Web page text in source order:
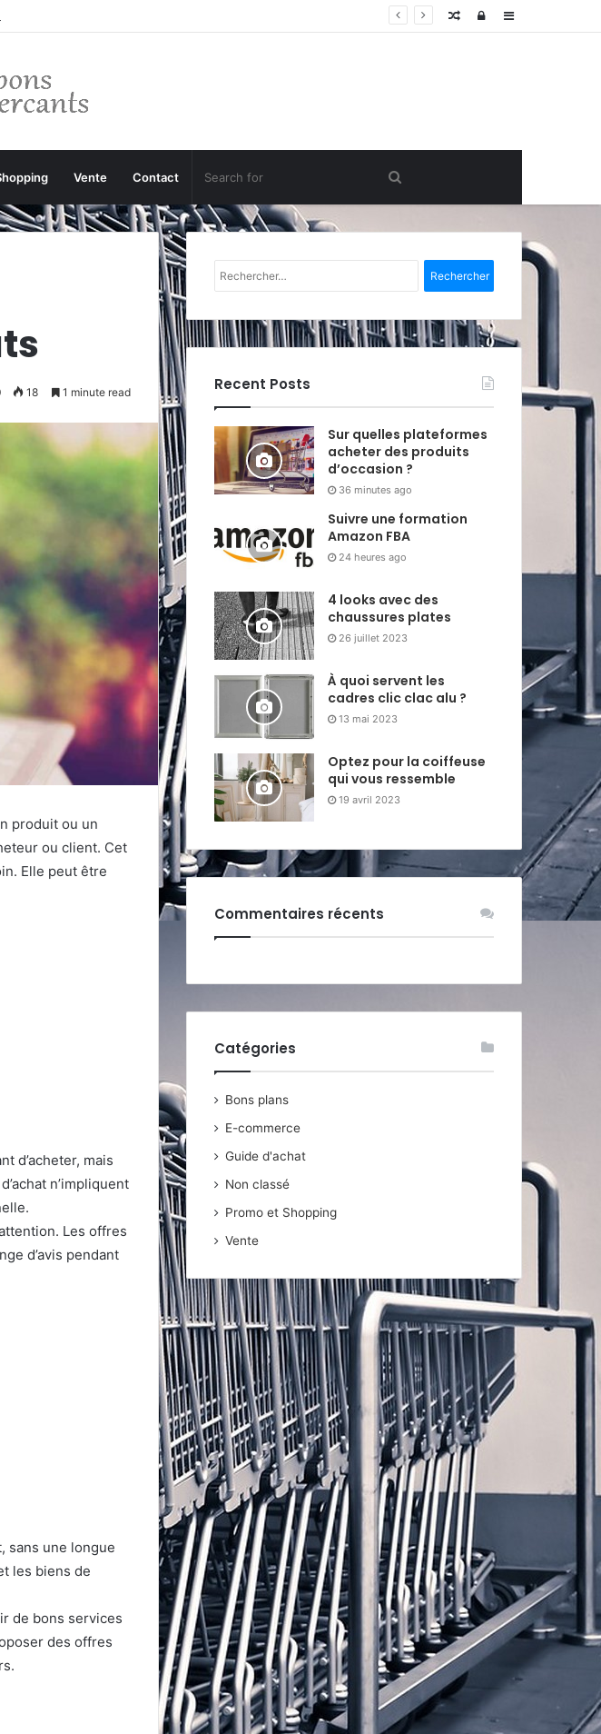
Sidebar
Log
Random
Vente Contact
18 1 minute read
produit ou un
ou client. Cet
Elle peut être
d’acheter, mais
n’impliquent
Les offres
d’avis pendant
sans une longue
les biens de
de bons services
des offres
Recent Posts
Sur quelles plateformes
acheter des produits
d’occasion ?
36 minutes ago
Suivre une formation
Amazon FBA
24 heures ago
4 looks avec des
chaussures plates
26 juillet 2023
À quoi servent les
cadres clic clac alu ?
13 mai 2023
Optez pour la coiffeuse
qui vous ressemble
19 avril 2023
Commentaires récents
Catégories
Bons plans
E-commerce
Guide d'achat
Non classé
Promo et Shopping
Vente